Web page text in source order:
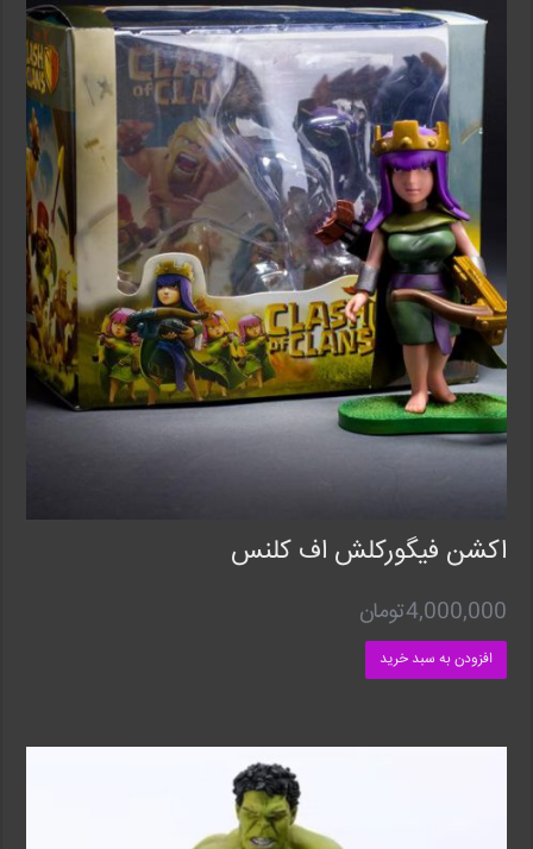
اکشن فیگورکلش اف کلنس
4,000,000تومان
افزودن به سبد خرید